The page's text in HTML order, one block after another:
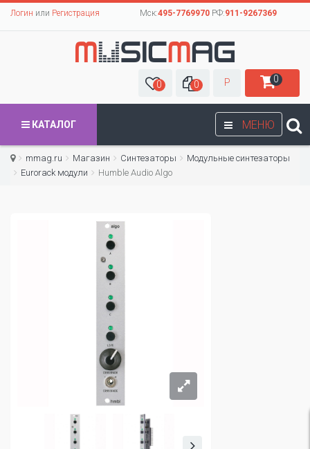
Логин или Регистрация Мск:495-7769970РФ:911-9267369
0 0 Р 0
МЕНЮ
КАТАЛОГ
mmag.ru Магазин Синтезаторы
Модульные синтезаторы
Eurorack модули
Humble Audio Algo